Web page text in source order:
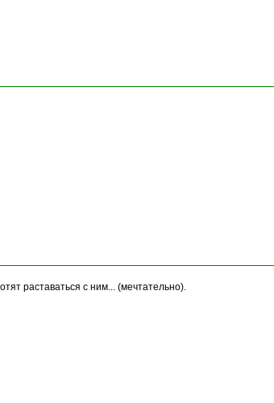
раставаться с ним... (мечтательно).